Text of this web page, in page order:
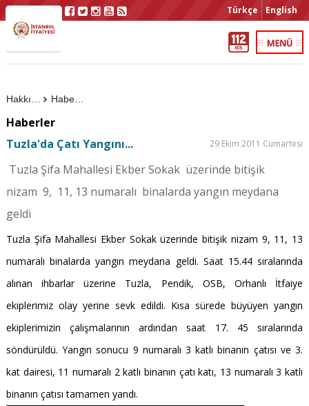
Türkçe English
Haberler
Haberler
Tuzla'da Çatı Yangını...
29 Ekim 2011 Cumartesi
Tuzla Şifa Mahallesi Ekber Sokak üzerinde bitişik
nizam 9, 11, 13 numaralı binalarda yangın meydana
geldi
Tuzla Şifa Mahallesi Ekber Sokak üzerinde bitişik nizam 9, 11, 13
numaralı binalarda yangın meydana geldi. Saat 15.44 sıralarında
alınan ihbarlar üzerine Tuzla, Pendik, OSB, Orhanlı İtfaiye
ekiplerimiz olay yerine sevk edildi. Kısa sürede büyüyen yangın
ekiplerimizin çalışmalarının ardından saat 17. 45 sıralarında
söndürüldü. Yangın sonucu 9 numaralı 3 katlı binanın çatısı ve 3.
kat dairesi, 11 numaralı 2 katlı binanın çatı katı, 13 numaralı 3 katlı
binanın çatısı tamamen yandı.